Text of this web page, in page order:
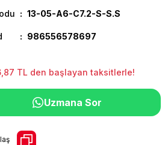
13-05-A6-C7.2-S-S.S
986556578697
TL den başlayan taksitlerle!
Uzmana Sor